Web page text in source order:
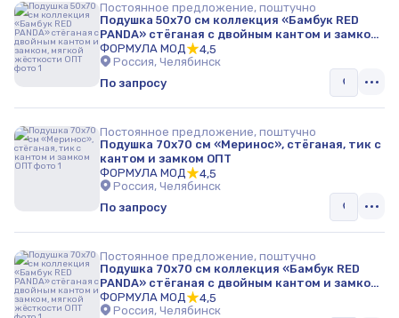
Постоянное предложение, поштучно
Подушка 50х70 см коллекция «Бамбук RED
PANDA» стёганая с двойным кантом и замком,
мягкой жёсткости ОПТ
ФОРМУЛА МОД
4,5
Россия, Челябинск
По запросу
Постоянное предложение, поштучно
Подушка 70х70 см «Меринос», стёганая, тик с
кантом и замком ОПТ
ФОРМУЛА МОД
4,5
Россия, Челябинск
По запросу
Постоянное предложение, поштучно
Подушка 70х70 см коллекция «Бамбук RED
PANDA» стёганая с двойным кантом и замком,
мягкой жёсткости ОПТ
ФОРМУЛА МОД
4,5
Россия, Челябинск